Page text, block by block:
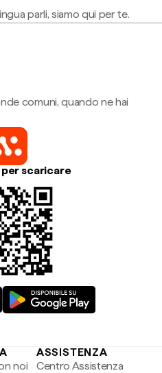
parli, siamo qui per te.
comuni, quando ne hai
scaricare
noi
ASSISTENZA
Centro Assistenza